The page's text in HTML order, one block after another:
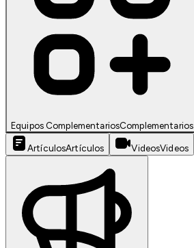
Equipos ComplementariosComplementarios
ArtículosArtículos VideosVideos